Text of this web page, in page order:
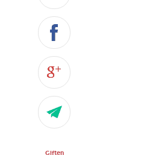
Giften